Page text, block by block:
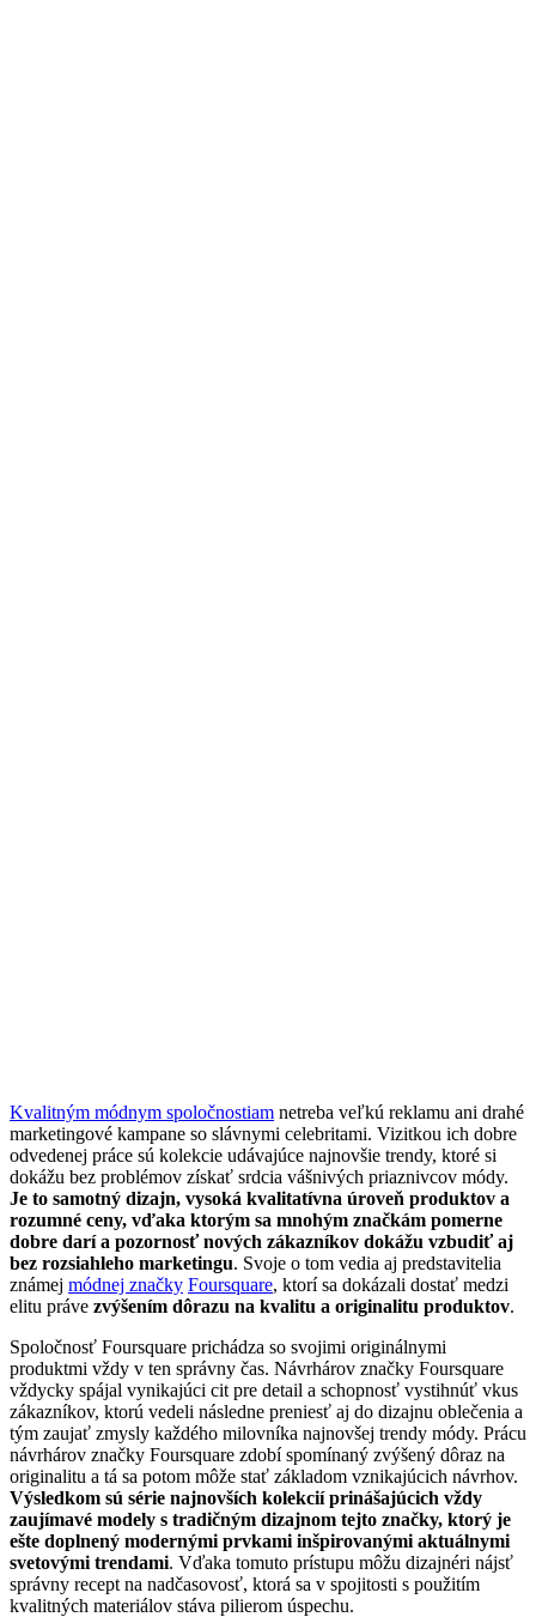
Kvalitným módnym spoločnostiam netreba veľkú reklamu ani drahé
marketingové kampane so slávnymi celebritami. Vizitkou ich dobre
odvedenej práce sú kolekcie udávajúce najnovšie trendy, ktoré si
dokážu bez problémov získať srdcia vášnivých priaznivcov módy.
Je to samotný dizajn, vysoká kvalitatívna úroveň produktov a
rozumné ceny, vďaka ktorým sa mnohým značkám pomerne
dobre darí a pozornosť nových zákazníkov dokážu vzbudiť aj
bez rozsiahleho marketingu. Svoje o tom vedia aj predstavitelia
známej módnej značky Foursquare, ktorí sa dokázali dostať medzi
elitu práve zvýšením dôrazu na kvalitu a originalitu produktov.
Spoločnosť Foursquare prichádza so svojimi originálnymi
produktmi vždy v ten správny čas. Návrhárov značky Foursquare
vždycky spájal vynikajúci cit pre detail a schopnosť vystihnúť vkus
zákazníkov, ktorú vedeli následne preniesť aj do dizajnu oblečenia a
tým zaujať zmysly každého milovníka najnovšej trendy módy. Prácu
návrhárov značky Foursquare zdobí spomínaný zvýšený dôraz na
originalitu a tá sa potom môže stať základom vznikajúcich návrhov.
Výsledkom sú série najnovších kolekcií prinášajúcich vždy
zaujímavé modely s tradičným dizajnom tejto značky, ktorý je
ešte doplnený modernými prvkami inšpirovanými aktuálnymi
svetovými trendami. Vďaka tomuto prístupu môžu dizajnéri nájsť
správny recept na nadčasovosť, ktorá sa v spojitosti s použitím
kvalitných materiálov stáva pilierom úspechu.